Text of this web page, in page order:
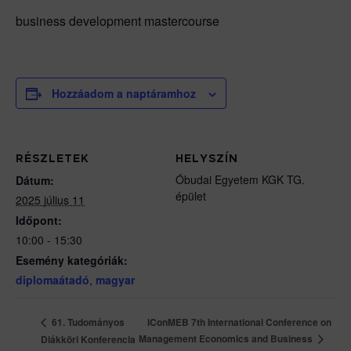
business development mastercourse
Hozzáadom a naptáramhoz
RÉSZLETEK
Dátum:
2025 július 11
Időpont:
10:00 - 15:30
Esemény kategóriák:
diplomaátadó, magyar
HELYSZÍN
Óbudai Egyetem KGK TG.
épület
61. Tudományos
Diákköri Konferencia
IConMEB 7th International Conference on
Management Economics and Business